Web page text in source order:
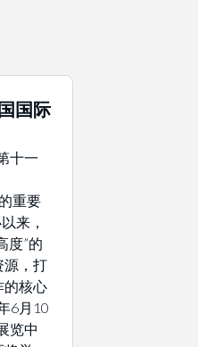
国际
十一
重要
来，
度”的
源，打
的核心
6月10
览中